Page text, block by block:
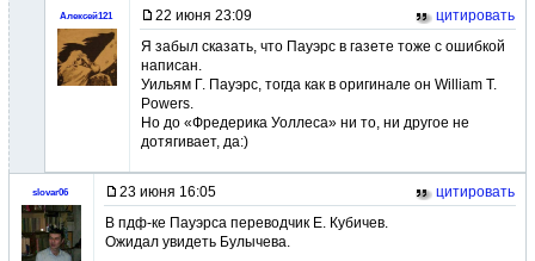
Алексей121 22 июня 23:09
цитировать
Я забыл сказать, что Пауэрс в газете тоже с ошибкой
написан.
Уильям Г. Пауэрс, тогда как в оригинале он William T.
Powers.
Но до «Фредерика Уоллеса» ни то, ни другое не
дотягивает, да:)
slovar06 23 июня 16:05
цитировать
В пдф-ке Пауэрса переводчик Е. Кубичев.
Ожидал увидеть Булычева.